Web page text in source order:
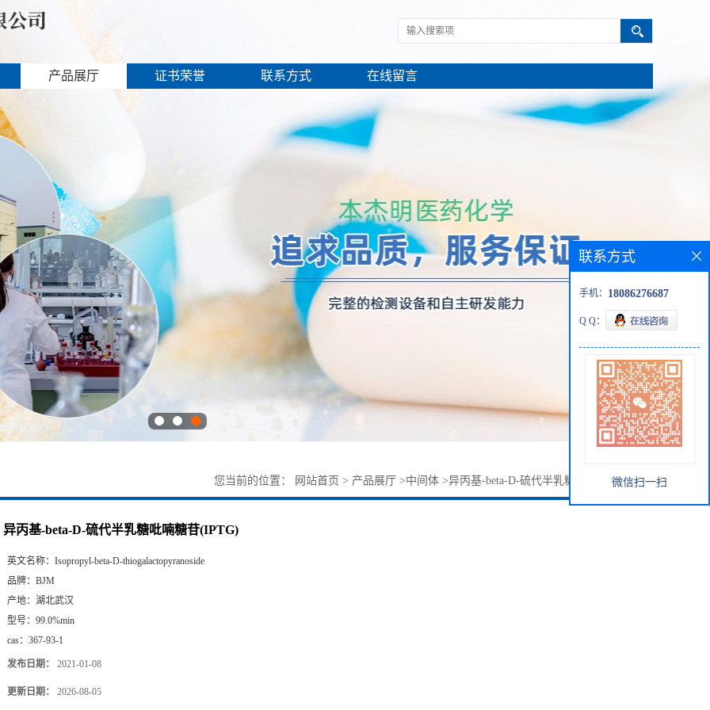
产品展厅 证书荣誉 联系方式 在线留言
您当前的位置： 网站首页 > 产品展厅 >中间体 >异丙基-beta-D-硫代半乳糖吡喃糖苷(IPTG)
异丙基-beta-D-硫代半乳糖吡喃糖苷(IPTG)
英文名称： Isopropyl-beta-D-thiogalactopyranoside
品牌： BJM
产地： 湖北武汉
型号： 99.0%min
cas： 367-93-1
发布日期： 2021-01-08
更新日期： 2026-08-05
联系方式
手机： 18086276687
Q Q：
微信扫一扫